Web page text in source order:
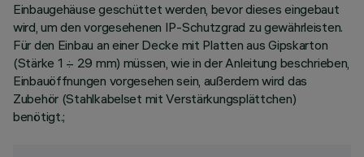
Einbaugehäuse geschüttet werden, bevor dieses eingebaut
wird, um den vorgesehenen IP-Schutzgrad zu gewährleisten.
Für den Einbau an einer Decke mit Platten aus Gipskarton
(Stärke 1 ÷ 29 mm) müssen, wie in der Anleitung beschrieben,
Einbauöffnungen vorgesehen sein, außerdem wird das
Zubehör (Stahlkabelset mit Verstärkungsplättchen)
benötigt.;